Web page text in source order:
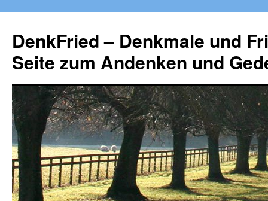
springen
DenkFried – Denkmale und
Seite zum Andenken und